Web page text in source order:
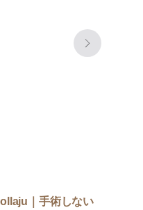
｜手術しない